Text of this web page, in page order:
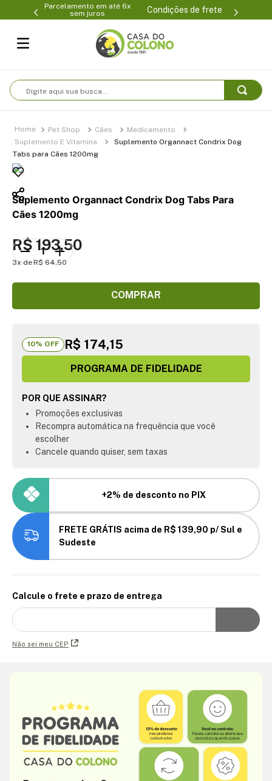
Parcelamento em até 6x
sem juros
Condições de frete
Digite aqui sua busca...
Pet Shop Cães
Medicamento
Suplemento E Vitamina
Suplemento Organnact Condrix Dog
Tabs para Cães 1200mg
Suplemento Organnact Condrix Dog Tabs Para
Cães 1200mg
R$193,50
3 R$ 64,50
COMPRAR
10% OFF R$ 174,15
PROGRAMA DE FIDELIDADE
POR QUE ASSINAR?
Promoções exclusivas
Recompra automática na frequência que você
escolher
Cancele quando quiser, sem taxas
+2% de desconto no PIX
FRETE GRÁTIS acima de R$ 139,90 p/ Sul e
Sudeste
Calcule o frete e prazo de entrega
Não sei meu CEP